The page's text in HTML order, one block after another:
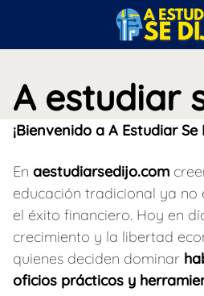
l
A estudiar
¡Bienvenido a A Estudiar Se
En aestudiarsedijo.com
educación tradicional ya no
el éxito financiero. Hoy en
crecimiento y la libertad
quienes deciden dominar
oficios prácticos y